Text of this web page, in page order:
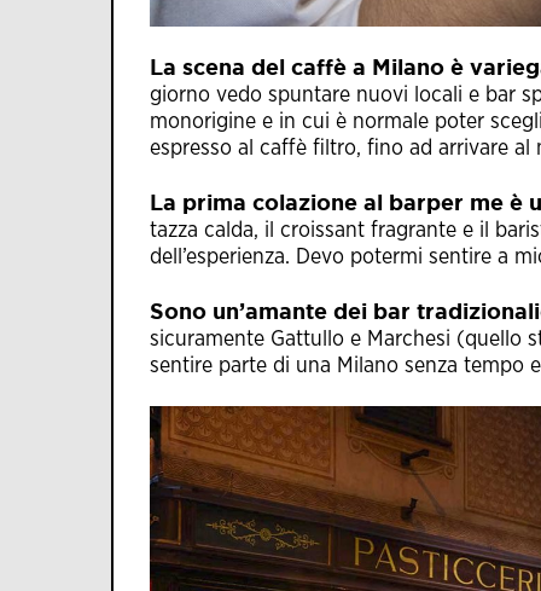
La scena del caffè a Milano è
giorno vedo spuntare nuovi locali e bar
monorigine e in cui è normale poter
espresso al caffè filtro, fino ad arrivare al
La prima colazione al barper me è
tazza calda, il croissant fragrante e il
dell’esperienza. Devo potermi sentire a
Sono un’amante dei bar
sicuramente Gattullo e Marchesi (quello
sentire parte di una Milano senza tempo